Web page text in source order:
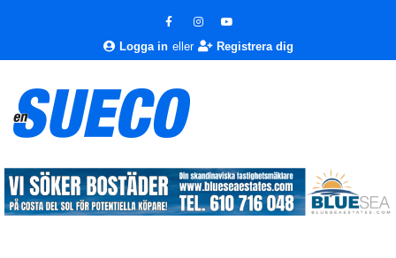
Logga in eller Registrera dig